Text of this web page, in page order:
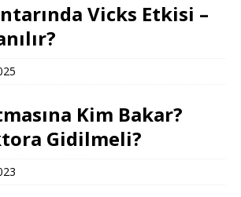
Vicks Etkisi –
Kim Bakar?
Gidilmeli?